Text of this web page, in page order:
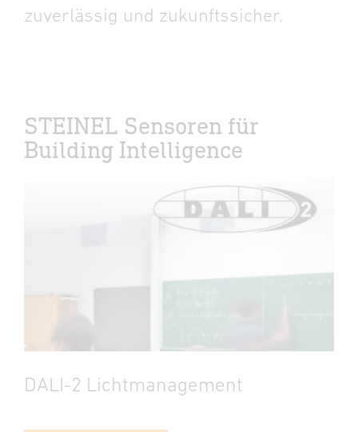
zuverlässig und zukunftssicher.
STEINEL Sensoren für
Building Intelligence
DALI-2 Lichtmanagement